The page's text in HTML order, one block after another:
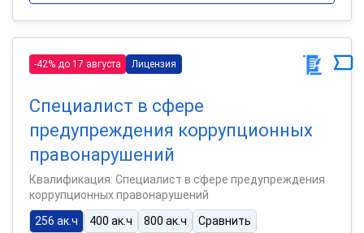
-42% до 17 августа Лицензия
Специалист в сфере
предупреждения коррупционных
правонарушений
Квалификация: Специалист в сфере предупреждения
коррупционных правонарушений
256 ак.ч
400 ак.ч 800 ак.ч Сравнить